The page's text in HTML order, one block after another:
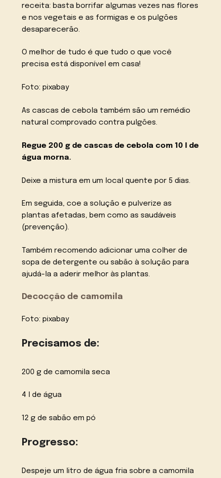
receita: basta borrifar algumas vezes nas flores
e nos vegetais e as formigas e os pulgões
desaparecerão.
O melhor de tudo é que tudo o que você
precisa está disponível em casa!
Foto: pixabay
As cascas de cebola também são um remédio
natural comprovado contra pulgões.
Regue 200 g de cascas de cebola com 10 l de
água morna.
Deixe a mistura em um local quente por 5 dias.
Em seguida, coe a solução e pulverize as
plantas afetadas, bem como as saudáveis
(prevenção).
Também recomendo adicionar uma colher de
sopa de detergente ou sabão à solução para
ajudá-la a aderir melhor às plantas.
Decocção de camomila
Foto: pixabay
Precisamos de:
200 g de camomila seca
4 l de água
12 g de sabão em pó
Progresso:
Despeje um litro de água fria sobre a camomila